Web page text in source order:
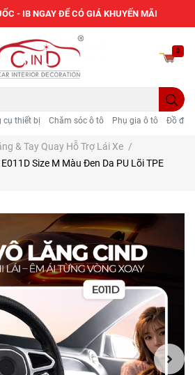
cụ thiết bị Chăm sóc ô tô Phụ gia ô tô Đồ
0
& Tay Quay Hỗ Trợ Lái Xe /
Size M Màu Đen Da PU Lõi TPE
- IB NGAY ĐỂ CÓ GIÁ KHUYẾN MÃI